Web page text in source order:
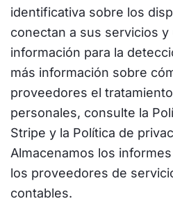
identificativa sobre los
conectan a sus servicios y
información para la
más información sobre
proveedores el
personales, consulte la
Stripe y la Política de
Almacenamos los
los proveedores de
contables.